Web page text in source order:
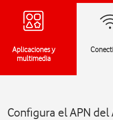
Aplicaciones y
multimedia
Configura el APN del